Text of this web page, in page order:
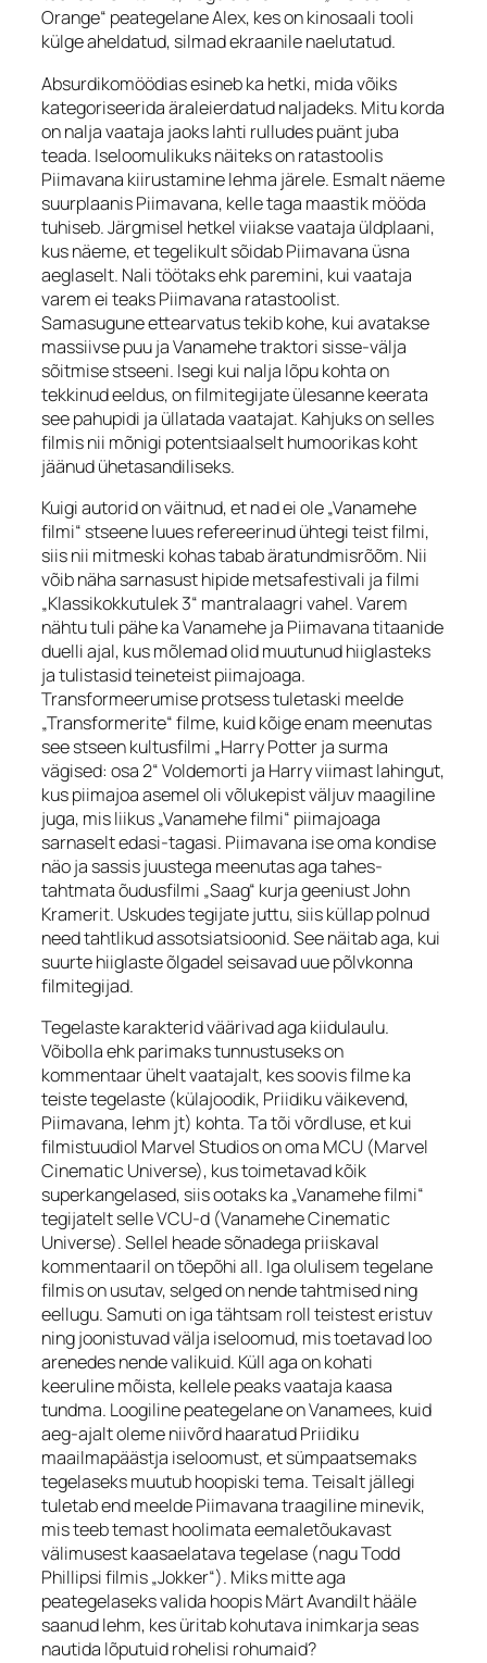
Orange“ peategelane Alex, kes on kinosaali tooli
külge aheldatud, silmad ekraanile naelutatud.
Absurdikomöödias esineb ka hetki, mida võiks
kategoriseerida äraleierdatud naljadeks. Mitu korda
on nalja vaataja jaoks lahti rulludes puänt juba
teada. Iseloomulikuks näiteks on ratastoolis
Piimavana kiirustamine lehma järele. Esmalt näeme
suurplaanis Piimavana, kelle taga maastik mööda
tuhiseb. Järgmisel hetkel viiakse vaataja üldplaani,
kus näeme, et tegelikult sõidab Piimavana üsna
aeglaselt. Nali töötaks ehk paremini, kui vaataja
varem ei teaks Piimavana ratastoolist.
Samasugune ettearvatus tekib kohe, kui avatakse
massiivse puu ja Vanamehe traktori sisse-välja
sõitmise stseeni. Isegi kui nalja lõpu kohta on
tekkinud eeldus, on filmitegijate ülesanne keerata
see pahupidi ja üllatada vaatajat. Kahjuks on selles
filmis nii mõnigi potentsiaalselt humoorikas koht
jäänud ühetasandiliseks.
Kuigi autorid on väitnud, et nad ei ole „Vanamehe
filmi“ stseene luues refereerinud ühtegi teist filmi,
siis nii mitmeski kohas tabab äratundmisrõõm. Nii
võib näha sarnasust hipide metsafestivali ja filmi
„Klassikokkutulek 3“ mantralaagri vahel. Varem
nähtu tuli pähe ka Vanamehe ja Piimavana titaanide
duelli ajal, kus mõlemad olid muutunud hiiglasteks
ja tulistasid teineteist piimajoaga.
Transformeerumise protsess tuletaski meelde
„Transformerite“ filme, kuid kõige enam meenutas
see stseen kultusfilmi „Harry Potter ja surma
vägised: osa 2“ Voldemorti ja Harry viimast lahingut,
kus piimajoa asemel oli võlukepist väljuv maagiline
juga, mis liikus „Vanamehe filmi“ piimajoaga
sarnaselt edasi-tagasi. Piimavana ise oma kondise
näo ja sassis juustega meenutas aga tahes-
tahtmata õudusfilmi „Saag“ kurja geeniust John
Kramerit. Uskudes tegijate juttu, siis küllap polnud
need tahtlikud assotsiatsioonid. See näitab aga, kui
suurte hiiglaste õlgadel seisavad uue põlvkonna
filmitegijad.
Tegelaste karakterid väärivad aga kiidulaulu.
Võibolla ehk parimaks tunnustuseks on
kommentaar ühelt vaatajalt, kes soovis filme ka
teiste tegelaste (külajoodik, Priidiku väikevend,
Piimavana, lehm jt) kohta. Ta tõi võrdluse, et kui
filmistuudiol Marvel Studios on oma MCU (Marvel
Cinematic Universe), kus toimetavad kõik
superkangelased, siis ootaks ka „Vanamehe filmi“
tegijatelt selle VCU-d (Vanamehe Cinematic
Universe). Sellel heade sõnadega priiskaval
kommentaaril on tõepõhi all. Iga olulisem tegelane
filmis on usutav, selged on nende tahtmised ning
eellugu. Samuti on iga tähtsam roll teistest eristuv
ning joonistuvad välja iseloomud, mis toetavad loo
arenedes nende valikuid. Küll aga on kohati
keeruline mõista, kellele peaks vaataja kaasa
tundma. Loogiline peategelane on Vanamees, kuid
aeg-ajalt oleme niivõrd haaratud Priidiku
maailmapäästja iseloomust, et sümpaatsemaks
tegelaseks muutub hoopiski tema. Teisalt jällegi
tuletab end meelde Piimavana traagiline minevik,
mis teeb temast hoolimata eemaletõukavast
välimusest kaasaelatava tegelase (nagu Todd
Phillipsi filmis „Jokker“). Miks mitte aga
peategelaseks valida hoopis Märt Avandilt hääle
saanud lehm, kes üritab kohutava inimkarja seas
nautida lõputuid rohelisi rohumaid?